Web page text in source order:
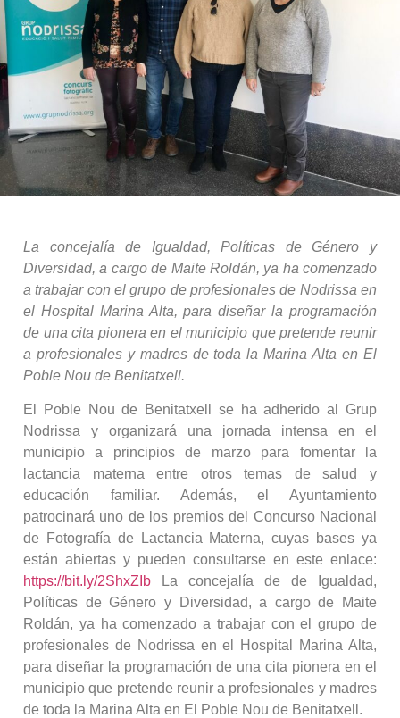
La concejalía de Igualdad, Políticas de Género y
Diversidad, a cargo de Maite Roldán, ya ha comenzado
a trabajar con el grupo de profesionales de Nodrissa en
el Hospital Marina Alta, para diseñar la programación
de una cita pionera en el municipio que pretende reunir
a profesionales y madres de toda la Marina Alta en El
Poble Nou de Benitatxell.
El Poble Nou de Benitatxell se ha adherido al Grup
Nodrissa y organizará una jornada intensa en el
municipio a principios de marzo para fomentar la
lactancia materna entre otros temas de salud y
educación familiar. Además, el Ayuntamiento
patrocinará uno de los premios del Concurso Nacional
de Fotografía de Lactancia Materna, cuyas bases ya
están abiertas y pueden consultarse en este enlace:
https://bit.ly/2ShxZIb La concejalía de de Igualdad,
Políticas de Género y Diversidad, a cargo de Maite
Roldán, ya ha comenzado a trabajar con el grupo de
profesionales de Nodrissa en el Hospital Marina Alta,
para diseñar la programación de una cita pionera en el
municipio que pretende reunir a profesionales y madres
de toda la Marina Alta en El Poble Nou de Benitatxell.